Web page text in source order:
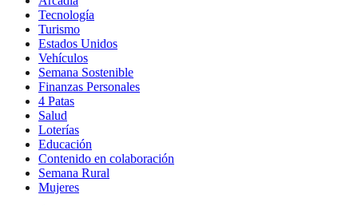
Tecnología
Turismo
Estados Unidos
Vehículos
Semana Sostenible
Finanzas Personales
4 Patas
Salud
Loterías
Educación
Contenido en colaboración
Semana Rural
Mujeres